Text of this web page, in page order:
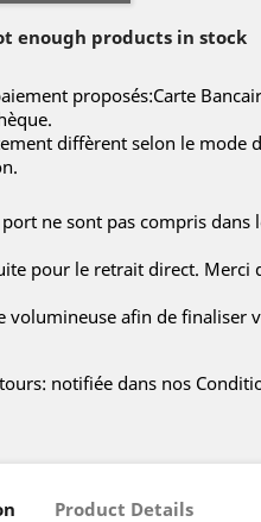
enough products in stock
proposés:Carte
diffèrent selon le mode
ne sont pas compris dans
pour le retrait direct. Merci
volumineuse afin de finaliser
notifiée dans nos
Product Details